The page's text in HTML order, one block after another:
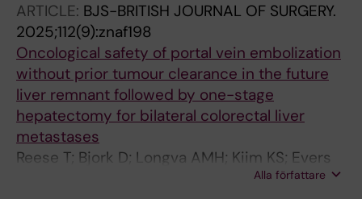
V; Wen Z; Romic I; Fronek J; Kysela M; Truant S;
Oldhafer K; Reese T; Rauchfuss F; Ulmer TF;
Wahba R; Hahn O; Di Benedetto F; Fernandez-
Placencia R; Robles-Campos R; Lopez V;
Sparrelid E; Petrowsky H; Clavien P-A;
Starlinger P
ARTICLE: BJS-BRITISH JOURNAL OF SURGERY.
2025;112(9):znaf198
Oncological safety of portal vein embolization
without prior tumour clearance in the future
liver remnant followed by one-stage
hepatectomy for bilateral colorectal liver
metastases
Reese T; Bjork D; Longva AMH; Kiim KS; Evers
M; Larsen PN; Schultz NA; Rosok BI; Carling U;
Alla författare